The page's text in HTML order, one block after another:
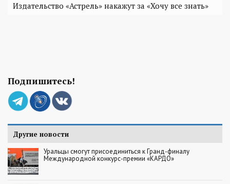
Издательство «Астрель» накажут за «Хочу все знать»
Подпишитесь!
Другие новости
Уральцы смогут присоединиться к Гранд-финалу
Международной конкурс-премии «КАРДО»